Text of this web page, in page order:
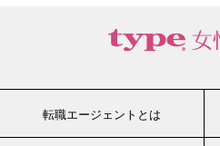
転職エージェントとは